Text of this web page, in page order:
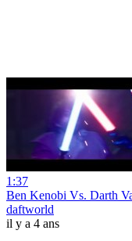
1:37
Ben Kenobi Vs. Darth
daftworld
il y a 4 ans